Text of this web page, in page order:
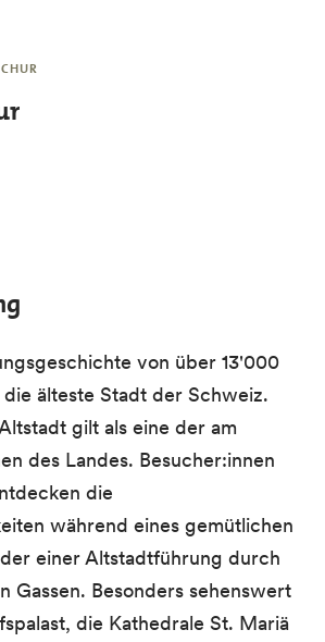
CHUR
von über 13'000
älteste Stadt der Schweiz.
gilt als eine der am
des Landes. Besucher:innen
die
während eines gemütlichen
einer Altstadtführung durch
Gassen. Besonders sehenswert
die Kathedrale St. Mariä